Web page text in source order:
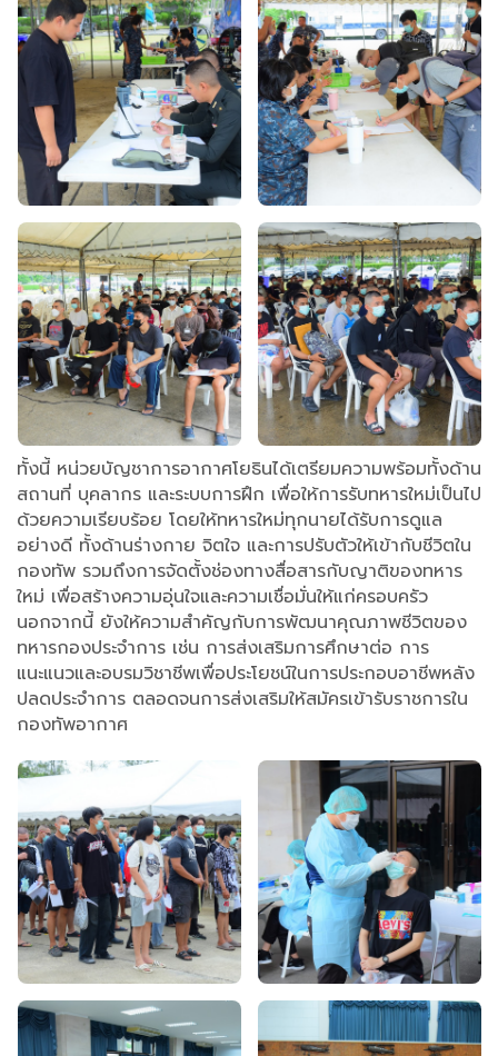
ทั้งนี้ หน่วยบัญชาการอากาศโยธินได้เตรียมความพร้อมทั้งด้าน
สถานที่ บุคลากร และระบบการฝึก เพื่อให้การรับทหารใหม่เป็นไป
ด้วยความเรียบร้อย โดยให้ทหารใหม่ทุกนายได้รับการดูแล
อย่างดี ทั้งด้านร่างกาย จิตใจ และการปรับตัวให้เข้ากับชีวิตใน
กองทัพ รวมถึงการจัดตั้งช่องทางสื่อสารกับญาติของทหาร
ใหม่ เพื่อสร้างความอุ่นใจและความเชื่อมั่นให้แก่ครอบครัว
นอกจากนี้ ยังให้ความสำคัญกับการพัฒนาคุณภาพชีวิตของ
ทหารกองประจำการ เช่น การส่งเสริมการศึกษาต่อ การ
แนะแนวและอบรมวิชาชีพเพื่อประโยชน์ในการประกอบอาชีพหลัง
ปลดประจำการ ตลอดจนการส่งเสริมให้สมัครเข้ารับราชการใน
กองทัพอากาศ